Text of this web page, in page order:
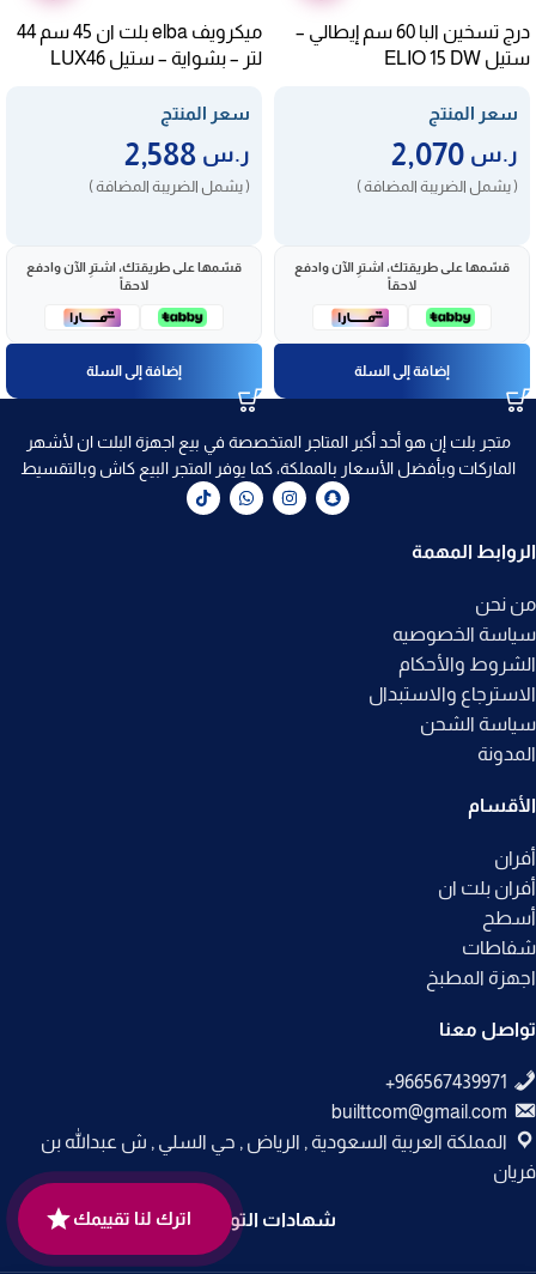
درج تسخين البا 60 سم إيطالي –
ستيل ELIO 15 DW
سعر المنتج
ر.س
( يشمل الضريبة المضافة )
قسّمها على طريقتك، اشترِ الآن وادفع
لاحقاً
إضافة إلى السلة
ميكرويف elba بلت ان 45 سم 44
لتر – بشواية – ستيل LUX46
سعر المنتج
ر.س
( يشمل الضريبة المضافة )
قسّمها على طريقتك، اشترِ الآن وادفع
لاحقاً
إضافة إلى السلة
متجر بلت إن هو أحد أكبر المتاجر المتخصصة في بيع اجهزة البلت ان لأشهر
الماركات وبأفضل الأسعار بالمملكة، كما يوفر المتجر البيع كاش وبالتقسيط
الروابط المهمة
من نحن
سياسة الخصوصيه
الشروط والأحكام
الاسترجاع والاستبدال
سياسة الشحن
المدونة
الأقسام
أفران
أفران بلت ان
أسطح
شفاطات
اجهزة المطبخ
تواصل معنا
builttcom@gmail.com
المملكة العربية السعودية , الرياض , حي السلي , ش عبدالله بن
فريان
شهادات التوثيق اترك لنا تقييمك